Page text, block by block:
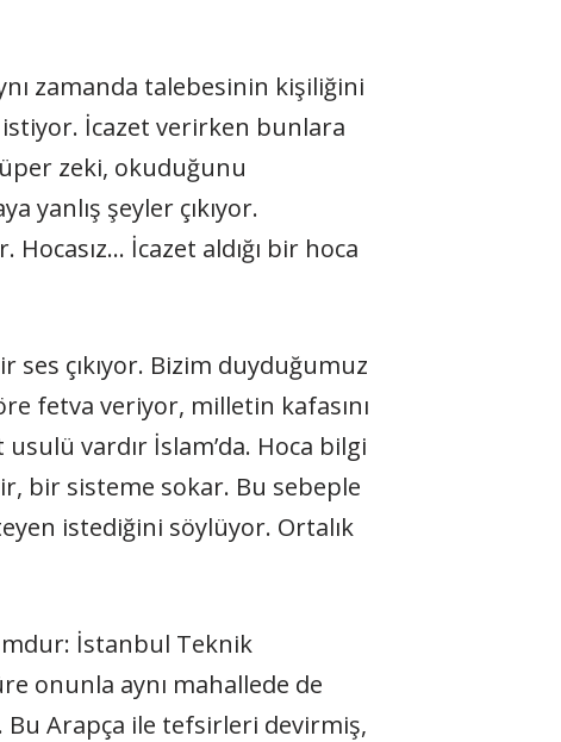
zamanda talebesinin kişiliğini
İcazet verirken bunlara
zeki, okuduğunu
yanlış şeyler çıkıyor.
İcazet aldığı bir hoca
çıkıyor. Bizim duyduğumuz
fetva veriyor, milletin kafasını
vardır İslam’da. Hoca bilgi
bir sisteme sokar. Bu sebeple
istediğini söylüyor. Ortalık
İstanbul Teknik
onunla aynı mahallede de
Bu Arapça ile tefsirleri devirmiş,